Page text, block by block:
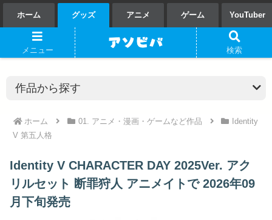
ホーム グッズ アニメ ゲーム YouTuber
ホーム 01. アニメ・漫画・ゲームなど作品
Identity
V 第五人格
Identity V CHARACTER DAY 2025Ver. アク
リルセット 断罪狩人 アニメイトで 2026年09
月下旬発売
メニュー 検索